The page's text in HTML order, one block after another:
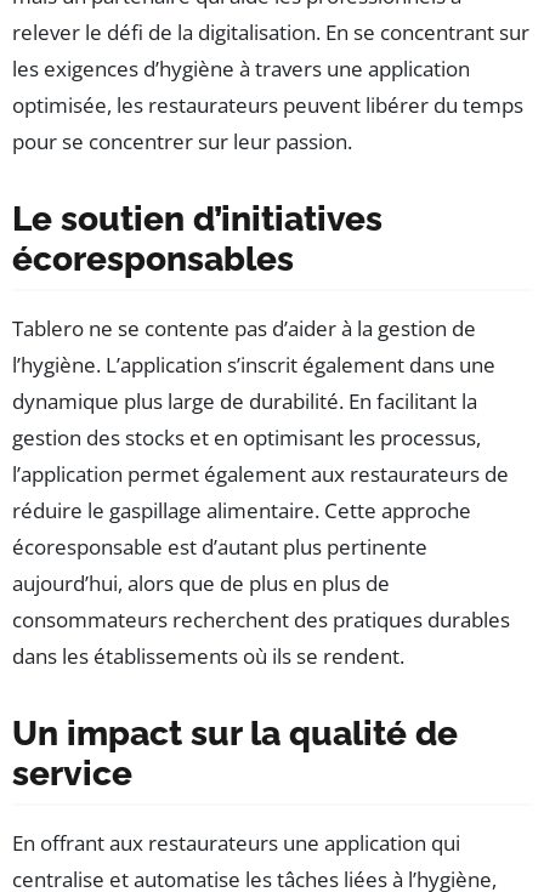
relever le défi de la digitalisation. En se concentrant sur
les exigences d’hygiène à travers une application
optimisée, les restaurateurs peuvent libérer du temps
pour se concentrer sur leur passion.
Le soutien d’initiatives
écoresponsables
Tablero ne se contente pas d’aider à la gestion de
l’hygiène. L’application s’inscrit également dans une
dynamique plus large de durabilité. En facilitant la
gestion des stocks et en optimisant les processus,
l’application permet également aux restaurateurs de
réduire le gaspillage alimentaire. Cette approche
écoresponsable est d’autant plus pertinente
aujourd’hui, alors que de plus en plus de
consommateurs recherchent des pratiques durables
dans les établissements où ils se rendent.
Un impact sur la qualité de
service
En offrant aux restaurateurs une application qui
centralise et automatise les tâches liées à l’hygiène,